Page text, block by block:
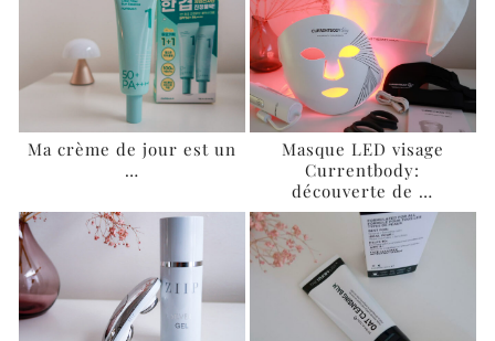
Ma crème de jour est un
…
Masque LED visage
Currentbody:
découverte de …